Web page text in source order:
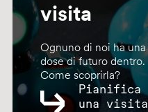
visita
Ognuno di noi ha una
dose di futuro dentro.
Come scoprirla?
Pianifica
una visita